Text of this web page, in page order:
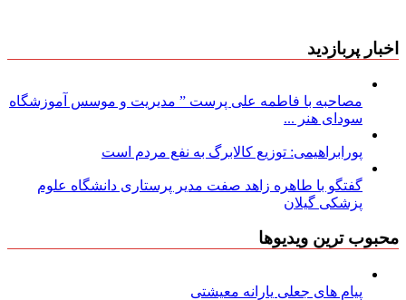
اخبار پربازدید
مصاحبه با فاطمه علی پرست ” مدیریت و موسس آموزشگاه
سودای هنر ...
پورابراهیمی: توزیع کالابرگ به نفع مردم است
گفتگو با طاهره زاهد صفت مدیر پرستاری دانشگاه علوم
پزشکی گیلان
محبوب ترین ویدیوها
پیام های جعلی یارانه معیشتی